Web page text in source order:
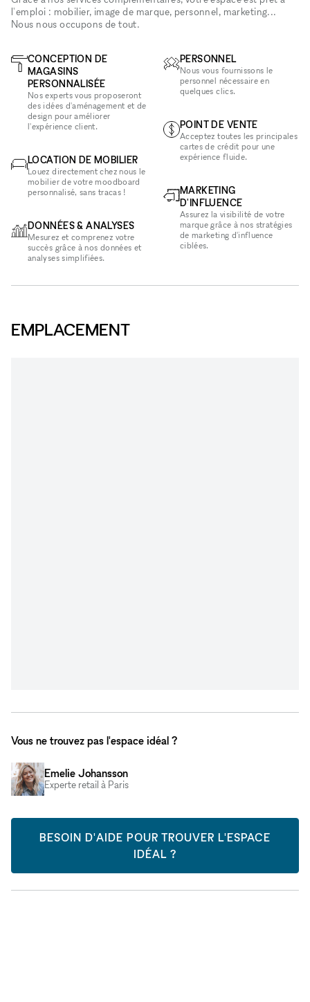
l'emploi : mobilier, image de marque, personnel, marketing...
Nous nous occupons de tout.
CONCEPTION DE
MAGASINS
PERSONNALISÉE
Nos experts vous proposeront
des idées d'aménagement et de
design pour améliorer
l'expérience client.
LOCATION DE MOBILIER
Louez directement chez nous le
mobilier de votre moodboard
personnalisé, sans tracas !
DONNÉES & ANALYSES
Mesurez et comprenez votre
succès grâce à nos données et
analyses simplifiées.
PERSONNEL
Nous vous fournissons le
personnel nécessaire en
quelques clics.
POINT DE VENTE
Acceptez toutes les principales
cartes de crédit pour une
expérience fluide.
MARKETING
D'INFLUENCE
Assurez la visibilité de votre
marque grâce à nos stratégies
de marketing d'influence
ciblées.
EMPLACEMENT
Vous ne trouvez pas l'espace idéal ?
Emelie Johansson
Experte retail à Paris
BESOIN D'AIDE POUR TROUVER L'ESPACE
IDÉAL ?